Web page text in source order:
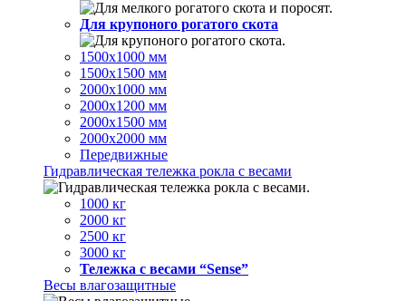
Для крупоного рогатого скота
1500х1000 мм
1500х1500 мм
2000х1000 мм
2000х1200 мм
2000х1500 мм
2000х2000 мм
Передвижные
Гидравлическая тележка рокла с весами
1000 кг
2000 кг
2500 кг
3000 кг
Тележка с весами “Sense”
Весы влагозащитные